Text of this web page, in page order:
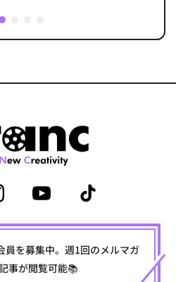
2
員を募集中。週1回のメルマガ
事が閲覧可能📚